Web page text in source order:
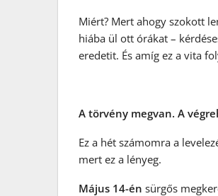
Miért? Mert ahogy szokott
hiába ül ott órákat –
eredetit. És amíg ez a vita
A törvény megvan. A
Ez a hét számomra a
mert ez a lényeg.
Május 14-én sürgős